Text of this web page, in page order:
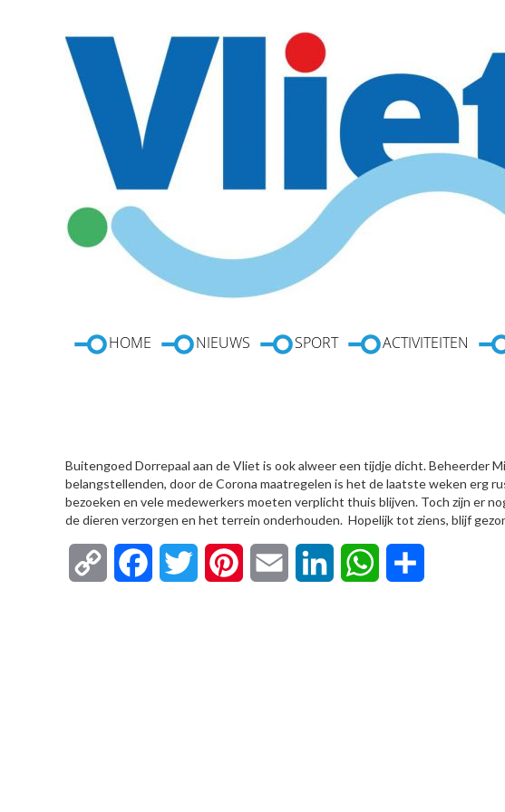
HOME NIEUWS SPORT ACTIVITEITEN
Buitengoed Dorrepaal aan de Vliet is ook alweer een tijdje dicht. Beheerder
belangstellenden, door de Corona maatregelen is het de laatste weken erg
bezoeken en vele medewerkers moeten verplicht thuis blijven. Toch zijn er
de dieren verzorgen en het terrein onderhouden. Hopelijk tot ziens, blijf
Copy FacebookTwitter Pinterest Email LinkedIn WhatsApp